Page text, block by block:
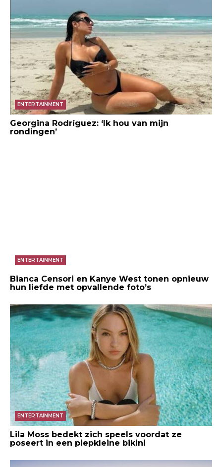
ENTERTAINMENT
Georgina Rodríguez: ‘Ik hou van mijn
rondingen’
ENTERTAINMENT
Bianca Censori en Kanye West tonen opnieuw
hun liefde met opvallende foto’s
ENTERTAINMENT
Lila Moss bedekt zich speels voordat ze
poseert in een piepkleine bikini